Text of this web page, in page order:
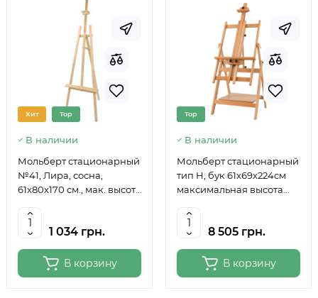
Хит Top
В наличии
Мольберт стационарный
№41, Лира, сосна,
61х80х170 см., мак. высота
Studio
1 034 грн.
В корзину
Top
В наличии
Мольберт стационарный
тип Н, бук 61x69x224см
максимальная высота
6059
8 505 грн.
В корзину